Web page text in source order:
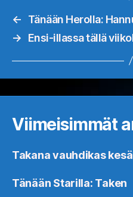
←
Tänään Herolla:
→
Ensi-illassa tällä
Viimeisimmät
Takana vauhdikas
Tänään Starilla: Taken